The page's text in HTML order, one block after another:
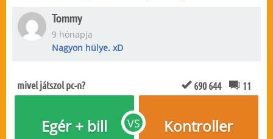
Tommy
9 hónapja
Nagyon hülye. xD
mivel játszol pc-n? 690 644 11
VS
Egér + bill Kontroller